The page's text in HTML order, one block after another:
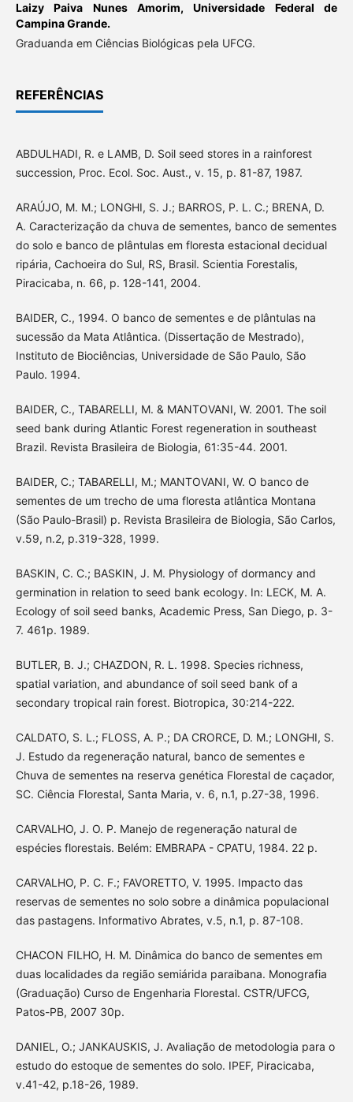
Laizy Paiva Nunes Amorim,Universidade Federal de
Campina Grande.
Graduanda em Ciências Biológicas pela UFCG.
REFERÊNCIAS
ABDULHADI, R. e LAMB, D. Soil seed stores in a rainforest
succession, Proc. Ecol. Soc. Aust., v. 15, p. 81-87, 1987.
ARAÚJO, M. M.; LONGHI, S. J.; BARROS, P. L. C.; BRENA, D.
A. Caracterização da chuva de sementes, banco de sementes
do solo e banco de plântulas em floresta estacional decidual
ripária, Cachoeira do Sul, RS, Brasil. Scientia Forestalis,
Piracicaba, n. 66, p. 128-141, 2004.
BAIDER, C., 1994. O banco de sementes e de plântulas na
sucessão da Mata Atlântica. (Dissertação de Mestrado),
Instituto de Biociências, Universidade de São Paulo, São
Paulo. 1994.
BAIDER, C., TABARELLI, M. & MANTOVANI, W. 2001. The soil
seed bank during Atlantic Forest regeneration in southeast
Brazil. Revista Brasileira de Biologia, 61:35-44. 2001.
BAIDER, C.; TABARELLI, M.; MANTOVANI, W. O banco de
sementes de um trecho de uma floresta atlântica Montana
(São Paulo-Brasil) p. Revista Brasileira de Biologia, São Carlos,
v.59, n.2, p.319-328, 1999.
BASKIN, C. C.; BASKIN, J. M. Physiology of dormancy and
germination in relation to seed bank ecology. In: LECK, M. A.
Ecology of soil seed banks, Academic Press, San Diego, p. 3-
7. 461p. 1989.
BUTLER, B. J.; CHAZDON, R. L. 1998. Species richness,
spatial variation, and abundance of soil seed bank of a
secondary tropical rain forest. Biotropica, 30:214-222.
CALDATO, S. L.; FLOSS, A. P.; DA CRORCE, D. M.; LONGHI, S.
J. Estudo da regeneração natural, banco de sementes e
Chuva de sementes na reserva genética Florestal de caçador,
SC. Ciência Florestal, Santa Maria, v. 6, n.1, p.27-38, 1996.
CARVALHO, J. O. P. Manejo de regeneração natural de
espécies florestais. Belém: EMBRAPA - CPATU, 1984. 22 p.
CARVALHO, P. C. F.; FAVORETTO, V. 1995. Impacto das
reservas de sementes no solo sobre a dinâmica populacional
das pastagens. Informativo Abrates, v.5, n.1, p. 87-108.
CHACON FILHO, H. M. Dinâmica do banco de sementes em
duas localidades da região semiárida paraibana. Monografia
(Graduação) Curso de Engenharia Florestal. CSTR/UFCG,
Patos-PB, 2007 30p.
DANIEL, O.; JANKAUSKIS, J. Avaliação de metodologia para o
estudo do estoque de sementes do solo. IPEF, Piracicaba,
v.41-42, p.18-26, 1989.